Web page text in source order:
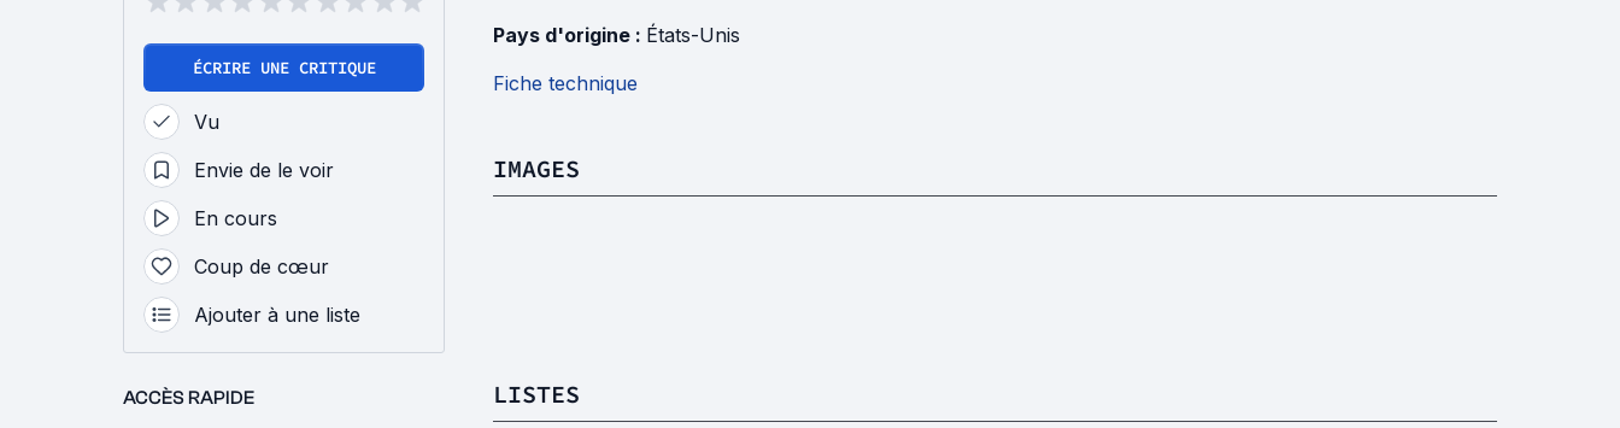
ÉCRIRE UNE CRITIQUE
Vu
Envie de le voir
En cours
Coup de cœur
Ajouter à une liste
ACCÈS RAPIDE
Pays d'origine : États-Unis
Fiche technique
IMAGES
LISTES